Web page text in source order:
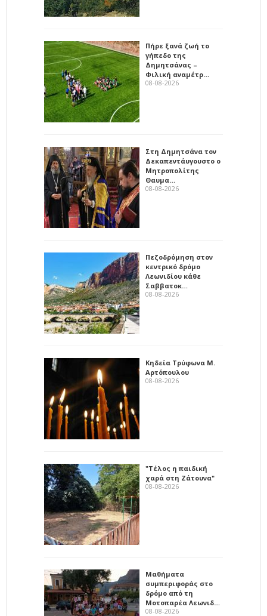
Πήρε ξανά ζωή το
γήπεδο της
Δημητσάνας –
Φιλική αναμέτρ…
08-08-2026
Στη Δημητσάνα τον
Δεκαπεντάυγουστο ο
Μητροπολίτης
Θαυμα…
08-08-2026
Πεζοδρόμηση στον
κεντρικό δρόμο
Λεωνιδίου κάθε
Σαββατοκ…
08-08-2026
Κηδεία Τρύφωνα Μ.
Αρτόπουλου
08-08-2026
"Τέλος η παιδική
χαρά στη Ζάτουνα"
08-08-2026
Μαθήματα
συμπεριφοράς στο
δρόμο από τη
Μοτοπαρέα Λεωνιδ…
08-08-2026